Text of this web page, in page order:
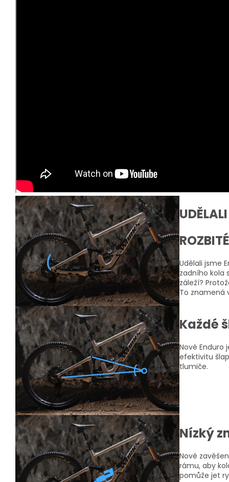
Udělali jsme
zadního kola
záleží?
To znamená
Každé
Nové Enduro
efektivitu
tlumiče.
Nízký
Nové
rámu, aby
pomůže jet